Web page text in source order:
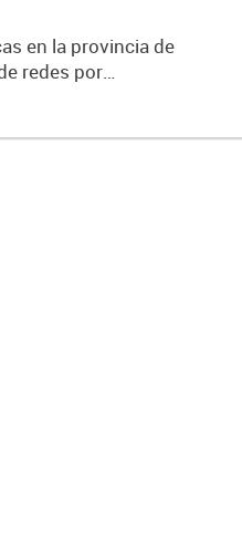
en la provincia de
redes por